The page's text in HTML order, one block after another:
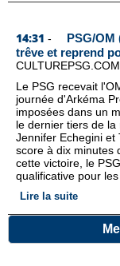
14:31 -
PSG/OM
trêve et reprend
CULTUREPSG.COM
Le PSG recevait
journée d'Arkéma
imposées dans un
le dernier tiers de
Jennifer Echegini et
score à dix minutes
cette victoire, le
qualificative pour les
Lire la suite